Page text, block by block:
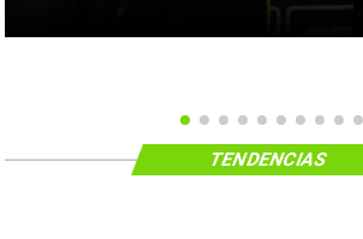
TENDENCIAS